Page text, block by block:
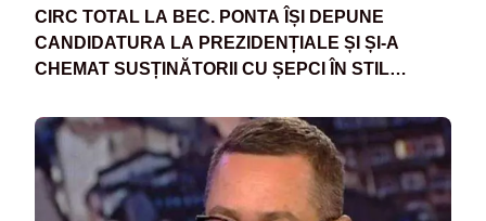
CIRC TOTAL LA BEC. PONTA ÎȘI DEPUNE
CANDIDATURA LA PREZIDENȚIALE ȘI ȘI-A
CHEMAT SUSȚINĂTORII CU ȘEPCI ÎN STIL